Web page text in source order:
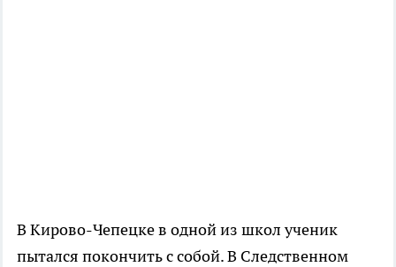
В Кирово-Чепецке в одной из школ ученик
пытался покончить с собой. В Следственном